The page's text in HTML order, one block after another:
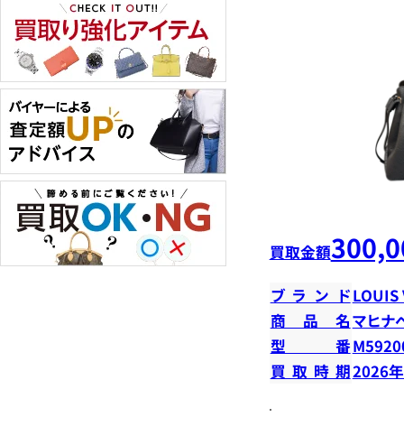
買取金額
ブランドLOUIS
商品名マヒナ
型番
買取時期2026